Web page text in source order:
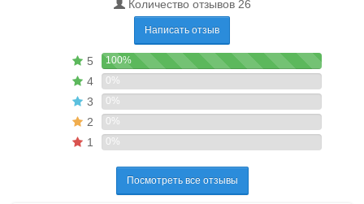
Количество отзывов 26
Написать отзыв
5 100%
4 0%
3 0%
2 0%
1 0%
Посмотреть все отзывы